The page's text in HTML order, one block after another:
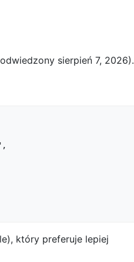
sierpień 7, 2026).
który preferuje lepiej